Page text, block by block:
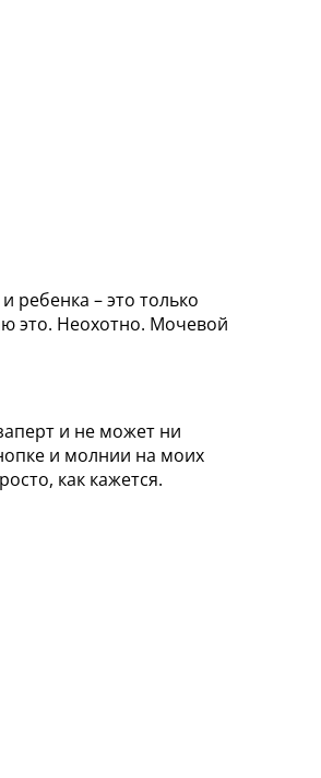
– это только
это. Неохотно. Мочевой
и не может ни
и молнии на моих
как кажется.